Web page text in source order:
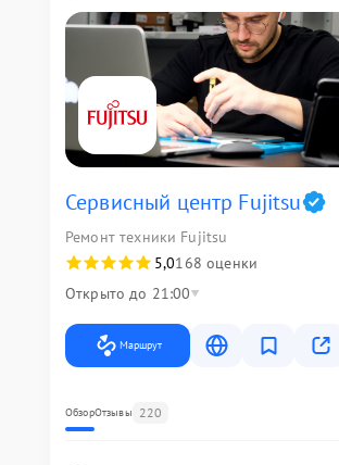
Сервисный центр Fujitsu
Ремонт техники Fujitsu
5,0168 оценки
Открыто до 21:00
Маршрут
ОбзорОтзывы 220